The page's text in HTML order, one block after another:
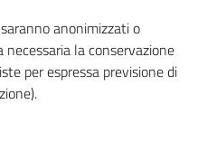
anonimizzati o
la conservazione
per espressa previsione di